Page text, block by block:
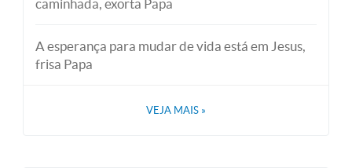
caminhada, exorta Papa
A esperança para mudar de vida está em Jesus,
frisa Papa
VEJA MAIS »